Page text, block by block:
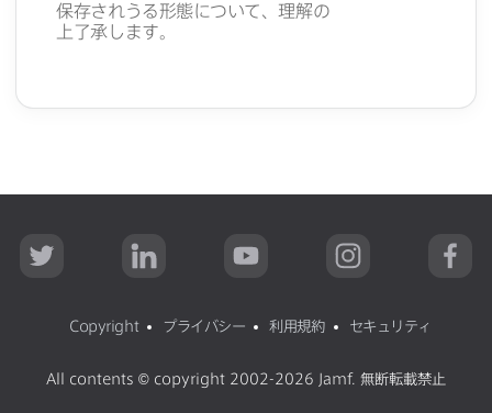
保存されうる​形態に​ついて、​理解の​
上了承します。
All contents © copyright 2002-2026 Jamf. 無断転載禁止
Copyright プライバシー 利用規約 セキュリティ
T
w
L
i
d
n
Y
o
b
I
n
a
g
a
m
F
a